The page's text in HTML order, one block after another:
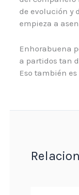
de evolución y
empieza a
Enhorabuena
a partidos tan
Eso también